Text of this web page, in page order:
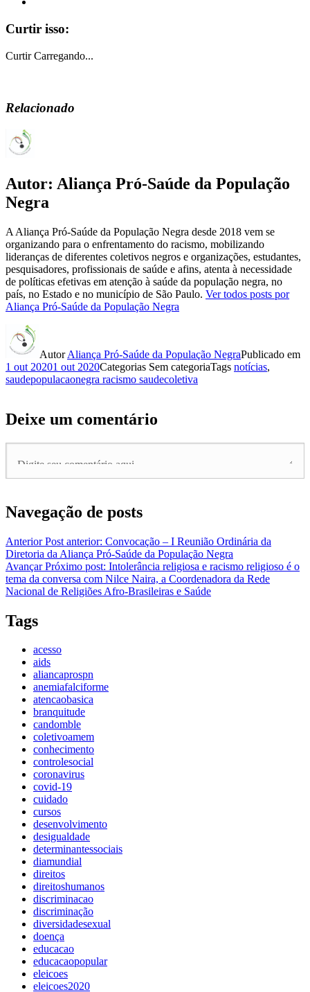
Curtir isso:
Curtir Carregando...
Relacionado
Autor: Aliança Pró-Saúde da População
Negra
A Aliança Pró-Saúde da População Negra desde 2018 vem se
organizando para o enfrentamento do racismo, mobilizando
lideranças de diferentes coletivos negros e organizações, estudantes,
pesquisadores, profissionais de saúde e afins, atenta à necessidade
de políticas efetivas em atenção à saúde da população negra, no
país, no Estado e no município de São Paulo. Ver todos posts por
Aliança Pró-Saúde da População Negra
AutorAliança Pró-Saúde da População NegraPublicado em
1 out 20201 out 2020Categorias Sem categoriaTags notícias,
saudepopulacaonegra racismo saudecoletiva
Deixe um comentário
Navegação de posts
Anterior Post anterior: Convocação – I Reunião Ordinária da
Diretoria da Aliança Pró-Saúde da População Negra
Avançar Próximo post: Intolerância religiosa e racismo religioso é o
tema da conversa com Nilce Naira, a Coordenadora da Rede
Nacional de Religiões Afro-Brasileiras e Saúde
Tags
acesso
aids
aliancaprospn
anemiafalciforme
atencaobasica
branquitude
candomble
coletivoamem
conhecimento
controlesocial
coronavirus
covid-19
cuidado
cursos
desenvolvimento
desigualdade
determinantessociais
diamundial
direitos
direitoshumanos
discriminacao
discriminação
diversidadesexual
doença
educacao
educacaopopular
eleicoes
eleicoes2020